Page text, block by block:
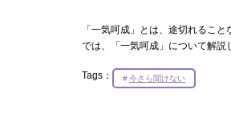
「一気呵成」とは、途切れるこ
では、「一気呵成」について解説
Tags： 今さら聞けない